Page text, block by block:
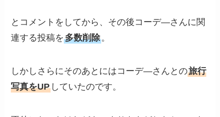
とコメントをしてから、その後コーデ―さんに関
連する投稿を多数削除。
しかしさらにそのあとにはコーデ―さんとの旅行
写真をUP していたのです。